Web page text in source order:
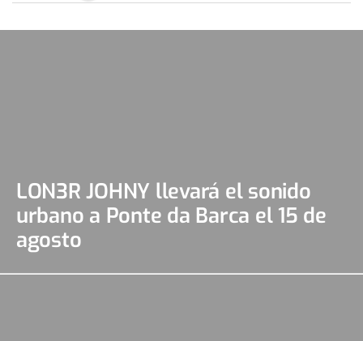
LON3R JOHNY llevará el sonido
urbano a Ponte da Barca el 15 de
agosto